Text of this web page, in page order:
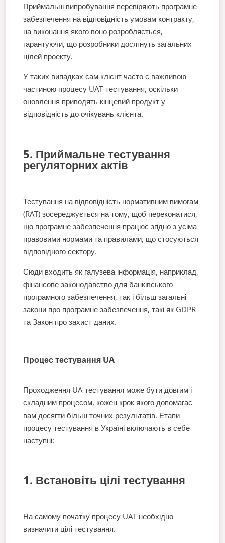
Приймальні випробування перевіряють програмне
забезпечення на відповідність умовам контракту,
на виконання якого воно розробляється,
гарантуючи, що розробники досягнуть загальних
цілей проекту.
У таких випадках сам клієнт часто є важливою
частиною процесу UAT-тестування, оскільки
оновлення приводять кінцевий продукт у
відповідність до очікувань клієнта.
5. Приймальне тестування
регуляторних актів
Тестування на відповідність нормативним вимогам
(RAT) зосереджується на тому, щоб переконатися,
що програмне забезпечення працює згідно з усіма
правовими нормами та правилами, що стосуються
відповідного сектору.
Сюди входить як галузева інформація, наприклад,
фінансове законодавство для банківського
програмного забезпечення, так і більш загальні
закони про програмне забезпечення, такі як GDPR
та Закон про захист даних.
Процес тестування UA
Проходження UA-тестування може бути довгим і
складним процесом, кожен крок якого допомагає
вам досягти більш точних результатів. Етапи
процесу тестування в Україні включають в себе
наступні:
1. Встановіть цілі тестування
На самому початку процесу UAT необхідно
визначити цілі тестування.